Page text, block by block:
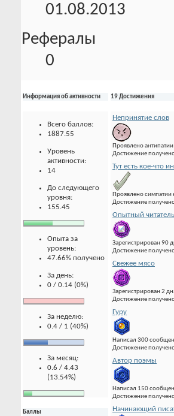
01.08.2013
Рефералы
0
Информация об активности
Всего баллов:
1887.55
Уровень
активности:
14
До следующего
уровня:
155.45
Опыта за
уровень:
47.66% получено
За день:
0 / 0.14 (0%)
За неделю:
0.4 / 1 (40%)
За месяц:
0.6 / 4.43
(13.54%)
Баллы
19 Достижения
Непринятие слов
Проявлено
Достижение
Тут есть кое-что
Проявлено симпатии
Достижение
Опытный читатель
Зарегистрирован 90
Достижение
Свежее мясо
Зарегистрирован 2
Достижение
Гуру
Написал 300
Достижение
Автор поэмы
Написал 150
Достижение
Начинающий